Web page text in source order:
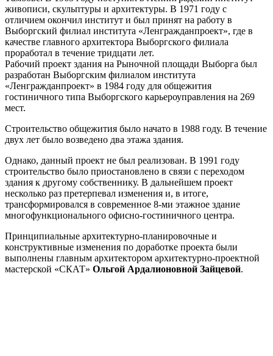
живописи, скульптуры и архитектуры. В 1971 году с
отличием окончил институт и был принят на работу в
Выборгский филиал института «Ленгражданпроект», где в
качестве главного архитектора Выборгского филиала
проработал в течение тридцати лет.
Рабочий проект здания на Рыночной площади Выборга был
разработан Выборгским филиалом института
«Ленгражданпроект» в 1984 году для общежития
гостиничного типа Выборгского карьероуправления на 269
мест.
Строительство общежития было начато в 1988 году. В течение
двух лет было возведено два этажа здания.
Однако, данный проект не был реализован. В 1991 году
строительство было приостановлено в связи с переходом
здания к другому собственнику. В дальнейшем проект
несколько раз претерпевал изменения и, в итоге,
трансформировался в современное 8-ми этажное здание
многофункционального офисно-гостиничного центра.
Принципиальные архитектурно-планировочные и
конструктивные изменения по доработке проекта были
выполнены главным архитектором архитектурно-проектной
мастерской «СКАТ» Ольгой Ардалионовной Зайцевой.